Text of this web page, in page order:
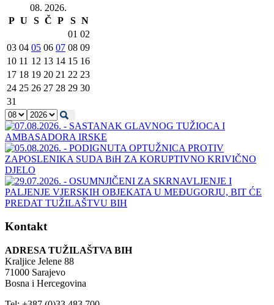
08. 2026.
P U S Č P S N
01 02
03 04 05 06 07 08 09
10 11 12 13 14 15 16
17 18 19 20 21 22 23
24 25 26 27 28 29 30
31
Kontakt
ADRESA TUŽILAŠTVA BIH
Kraljice Jelene 88
71000 Sarajevo
Bosna i Hercegovina